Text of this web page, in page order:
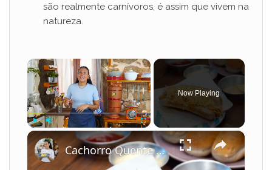
são realmente carnívoros, é assim que vivem na
natureza.
×
Now Playing
×
Cachorro Quente Cremoso com Milho e Batata Palha